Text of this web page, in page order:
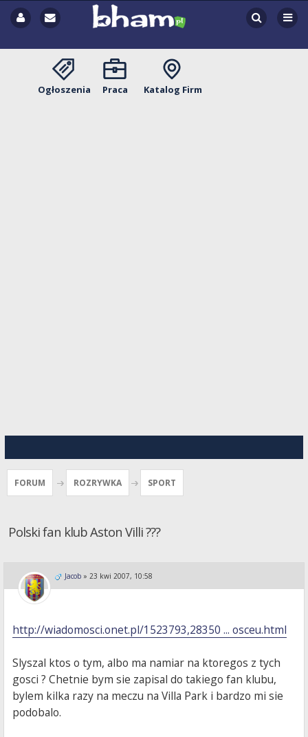
Ogłoszenia Praca Katalog Firm
FORUM ROZRYWKA SPORT
Polski fan klub Aston Villi ???
Jacob » 23 kwi 2007, 10:58
http://wiadomosci.onet.pl/1523793,28350 ... osceu.html
Slyszal ktos o tym, albo ma namiar na ktoregos z tych
gosci ? Chetnie bym sie zapisal do takiego fan klubu,
bylem kilka razy na meczu na Villa Park i bardzo mi sie
podobalo.